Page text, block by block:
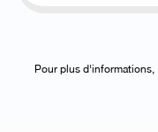
Pour plus d'informations,